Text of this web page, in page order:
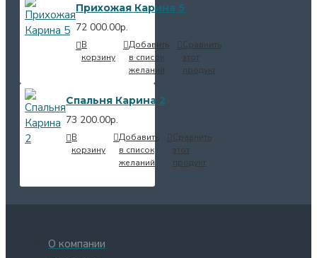
Прихожая Карина 5
72 000.00р.
В
корзину
Добавить
в список
желаний
Сравнить
этот
продукт
Спальня Карина 2
73 200.00р.
В
корзину
Добавить
в список
желаний
Сравнить
этот
продукт
О компании